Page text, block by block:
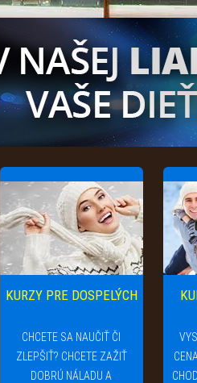
KURZY PRE DOSPELÝCH
CHCETE SA NAUČIŤ ČI
ZLEPŠIŤ? CHCETE ZAŽIŤ
DOBRÚ NÁLADU A